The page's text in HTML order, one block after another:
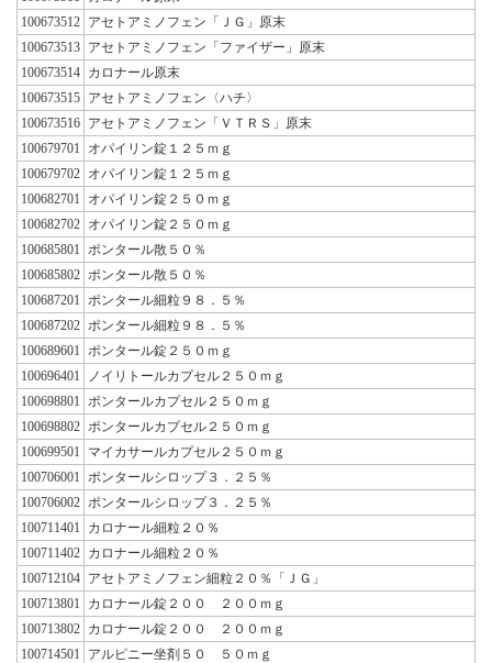
100673512 アセトアミノフェン「ＪＧ」原末
100673513 アセトアミノフェン「ファイザー」原末
100673514 カロナール原末
100673515 アセトアミノフェン〈ハチ〉
100673516 アセトアミノフェン「ＶＴＲＳ」原末
100679701
オパイリン錠１２５ｍｇ
100679702 オパイリン錠１２５ｍｇ
100682701
オパイリン錠２５０ｍｇ
100682702 オパイリン錠２５０ｍｇ
100685801
ポンタール散５０％
100685802 ポンタール散５０％
100687201
ポンタール細粒９８．５％
100687202 ポンタール細粒９８．５％
100689601
ポンタール錠２５０ｍｇ
100696401
ノイリトールカプセル２５０ｍｇ
100698801
ポンタールカプセル２５０ｍｇ
100698802 ポンタールカプセル２５０ｍｇ
100699501
マイカサールカプセル２５０ｍｇ
100706001
ポンタールシロップ３．２５％
100706002 ポンタールシロップ３．２５％
100711401
カロナール細粒２０％
100711402 カロナール細粒２０％
100712104 アセトアミノフェン細粒２０％「ＪＧ」
100713801
カロナール錠２００ ２００ｍｇ
100713802 カロナール錠２００ ２００ｍｇ
100714501
アルピニー坐剤５０ ５０ｍｇ